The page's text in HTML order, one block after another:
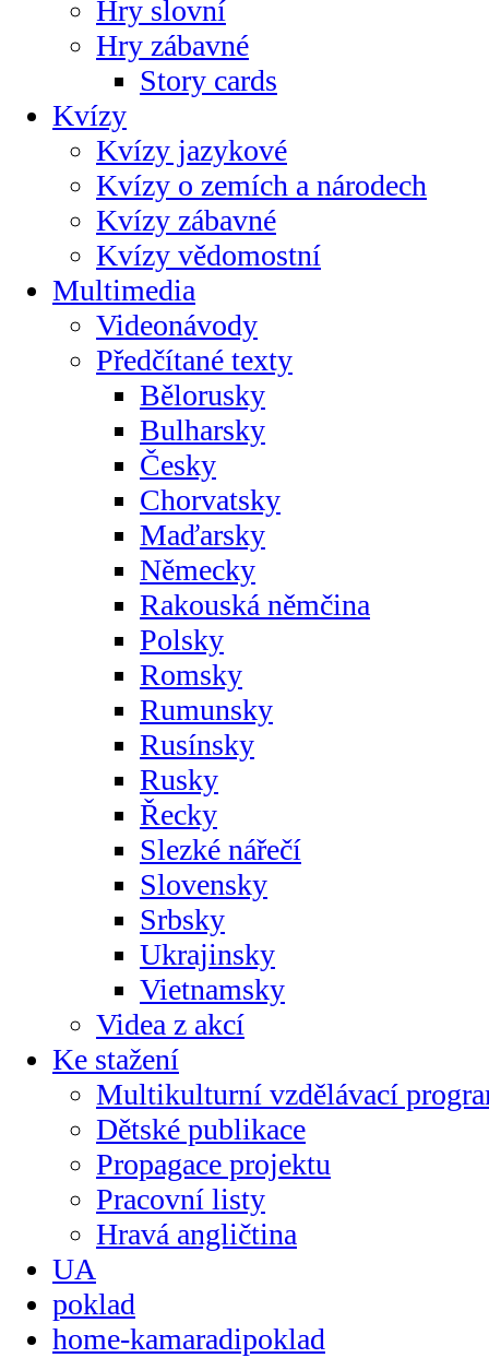
Hry slovní
Hry zábavné
Story cards
Kvízy
Kvízy jazykové
Kvízy o zemích a národech
Kvízy zábavné
Kvízy vědomostní
Multimedia
Videonávody
Předčítané texty
Bělorusky
Bulharsky
Česky
Chorvatsky
Maďarsky
Německy
Rakouská němčina
Polsky
Romsky
Rumunsky
Rusínsky
Rusky
Řecky
Slezké nářečí
Slovensky
Srbsky
Ukrajinsky
Vietnamsky
Videa z akcí
Ke stažení
Multikulturní vzdělávací
Dětské publikace
Propagace projektu
Pracovní listy
Hravá angličtina
UA
poklad
home-kamaradipoklad